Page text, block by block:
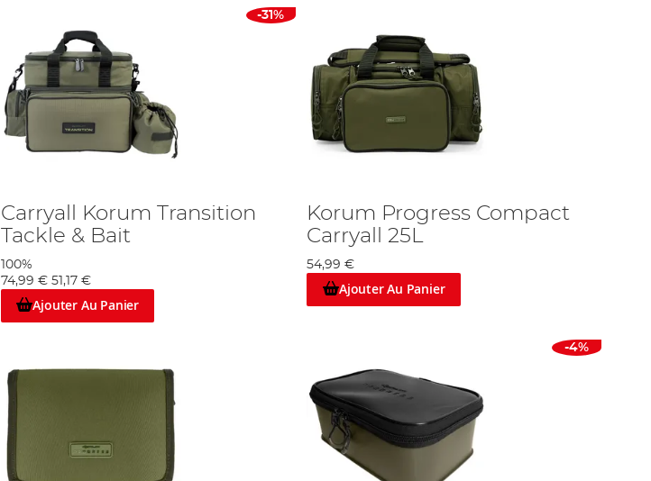
-31%
Carryall Korum Transition
Tackle & Bait
100%
74,99 € 51,17 €
Ajouter Au Panier
Korum Progress Compact
Carryall 25L
54,99 €
Ajouter Au Panier
-4%